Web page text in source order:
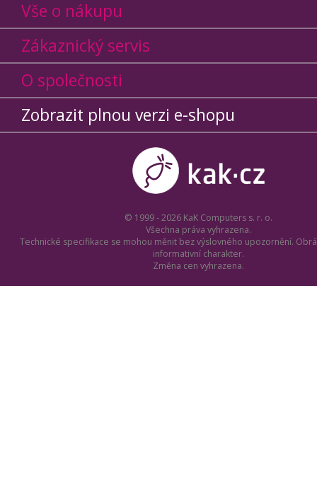
Vše o nákupu
Zákaznický servis
O společnosti
Zobrazit plnou verzi e-shopu
© 1999 - 2026 KaK Computers s. r. o.
Všechna práva vyhrazena.
Technické specifikace se mohou měnit bez výslovného upozornění.
informativní charakter.
Změna cen vyhrazena.